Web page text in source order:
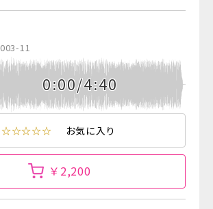
003-11
0:00/4:40
☆☆☆☆☆ お気に入り
￥2,200